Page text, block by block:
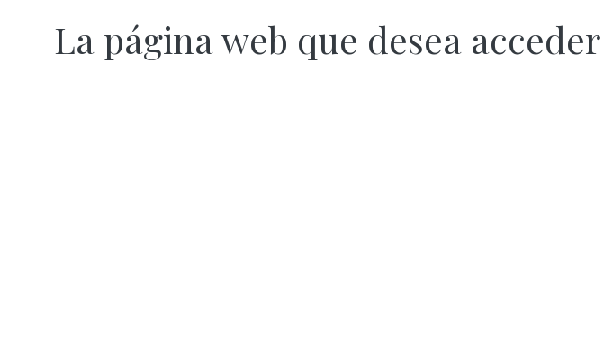
La página web que desea